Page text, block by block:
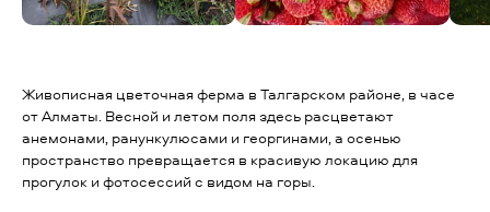
Живописная цветочная ферма в Талгарском районе, в часе
от Алматы. Весной и летом поля здесь расцветают
анемонами, ранункулюсами и георгинами, а осенью
пространство превращается в красивую локацию для
прогулок и фотосессий с видом на горы.